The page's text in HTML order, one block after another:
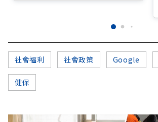
社會福利 社會政策 Google
健保